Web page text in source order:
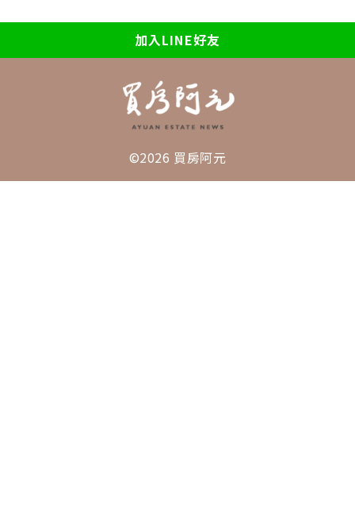
加入LINE好友
©2026 買房阿元